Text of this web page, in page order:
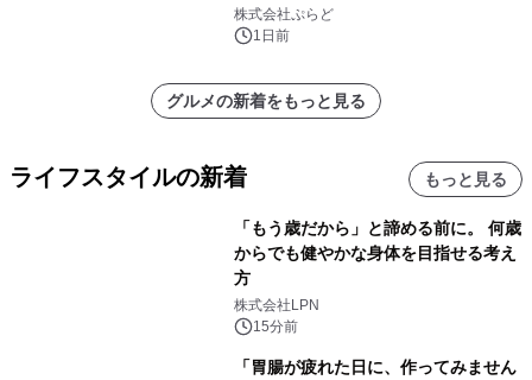
株式会社ぷらど
1日前
グルメの新着をもっと見る
ライフスタイルの新着 もっと見る
「もう歳だから」と諦める前に。 何歳
からでも健やかな身体を目指せる考え
方
株式会社LPN
15分前
「胃腸が疲れた日に、作ってみません